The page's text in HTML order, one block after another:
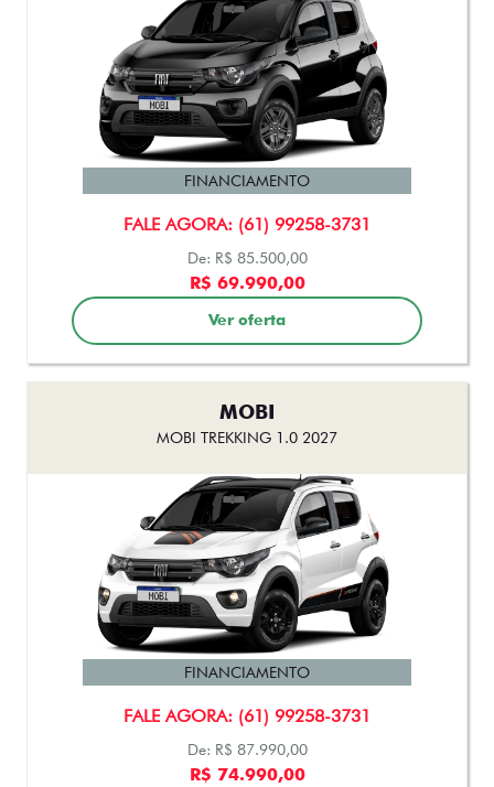
FALE AGORA: (61) 99258-3731
FINANCIAMENTO
De: R$ 85.500,00
R$ 69.990,00
Ver oferta
MOBI
MOBI TREKKING 1.0 2027
FALE AGORA: (61) 99258-3731
FINANCIAMENTO
De: R$ 87.990,00
R$ 74.990,00